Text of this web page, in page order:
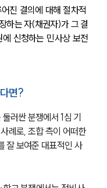
진 결의에 대해 절차적
하는 자(채권자)가 그 결
신청하는 민사상 보전
면?
러싼 분쟁에서 1심 기
례로, 조합 측이 어떠한
잘 보여준 대표적인 사